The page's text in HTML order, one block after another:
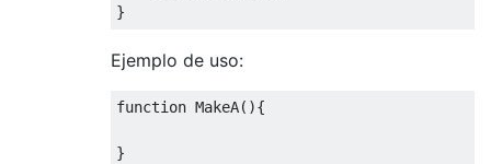
}
return Object
}
Ejemplo de uso:
function MakeA(){
}